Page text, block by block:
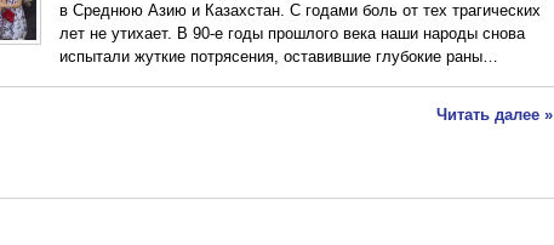
в Среднюю Азию и Казахстан. С годами боль от тех трагических
лет не утихает. В 90-е годы прошлого века наши народы снова
испытали жуткие потрясения, оставившие глубокие раны…
Читать далее »